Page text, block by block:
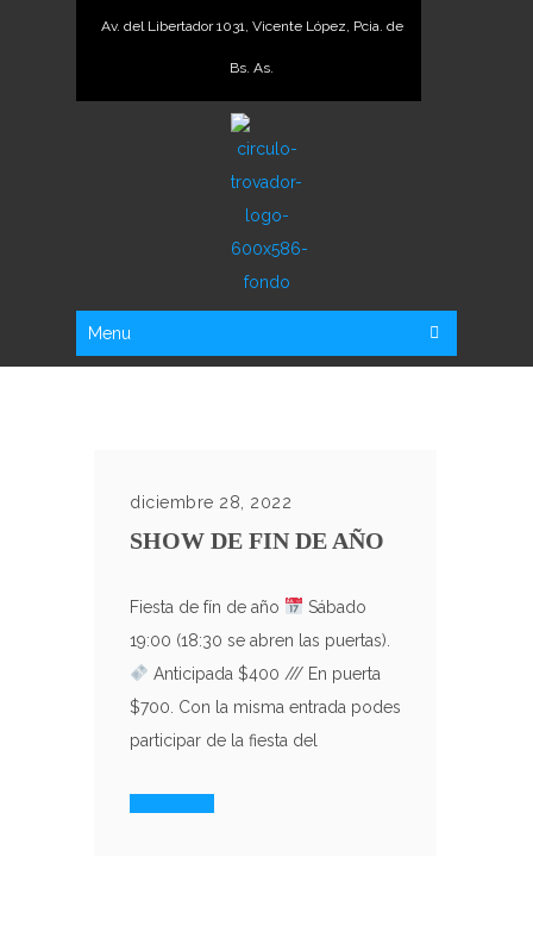
Av. del Libertador 1031, Vicente López, Pcia. de
Bs. As.
Menu
diciembre 28, 2022
SHOW DE FIN DE AÑO
Fiesta de fín de año
Sábado
19:00 (18:30 se abren las puertas).
Anticipada $400 /// En puerta
$700. Con la misma entrada podes
participar de la fiesta del